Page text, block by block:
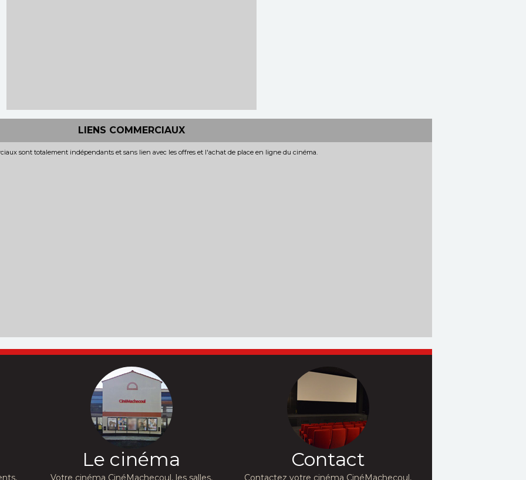
LIENS COMMERCIAUX
sont totalement indépendants et sans lien avec les offres et l'achat de place en ligne du cinéma.
Le cinéma
Votre cinéma CinéMachecoul, les salles,
Contact
Contactez votre cinéma CinéMachecoul,